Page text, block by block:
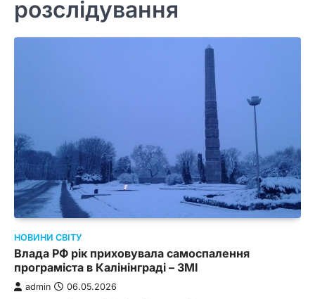
розслідування
НОВИНИ СВІТУ
Влада РФ рік приховувала самоспалення
програміста в Калінінграді – ЗМІ
admin 06.05.2026